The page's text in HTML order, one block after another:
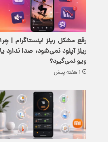
رفع مشکل ریلز اینستاگرام | چرا
ریلز آپلود نمی‌شود، صدا ندارد یا
ویو نمی‌گیرد؟
1 هفته پیش